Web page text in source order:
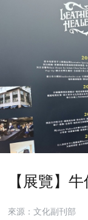
【展覽】
來源：文化副刊部